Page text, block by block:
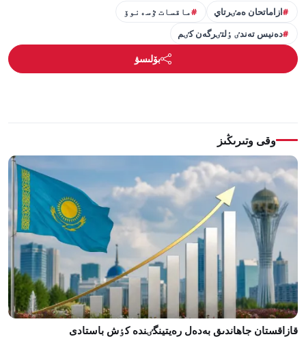
ازاماتحان ەمٸرتاي
ماقسات ٷسەنوۆ
دەنيس تەندٸ ٶلتٸرگەن كٸم
بۆلىسۋ
وقى وتىرىڭىز
قازاقستان جاھاندىق بەدەل رەيتينگٸندە كٶش باستادى